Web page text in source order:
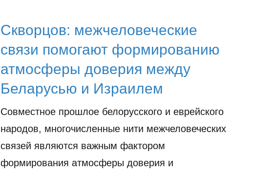
Скворцов: межчеловеческие
связи помогают формированию
атмосферы доверия между
Беларусью и Израилем
Совместное прошлое белорусского и еврейского
народов, многочисленные нити межчеловеческих
связей являются важным фактором
формирования атмосферы доверия и